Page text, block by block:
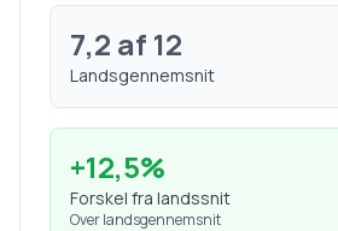
7,2 af 12
Landsgennemsnit
+12,5%
Forskel fra landssnit
Over landsgennemsnit